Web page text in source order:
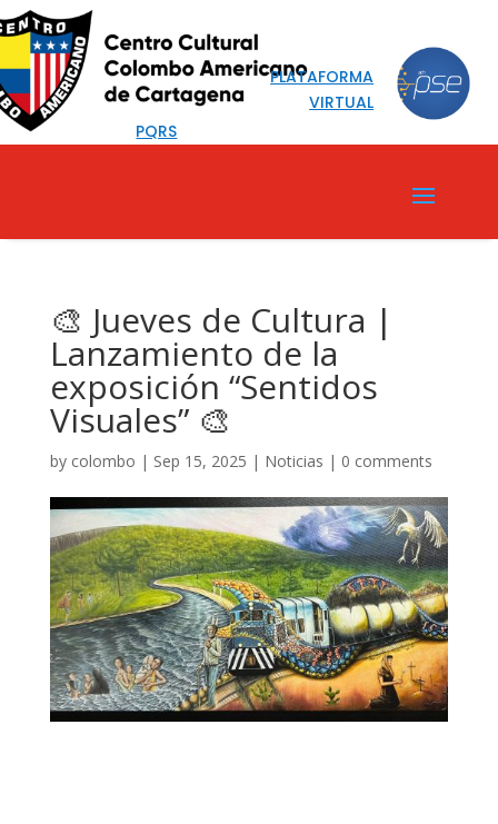
PQRS
PLATAFORMA
VIRTUAL
🎨 Jueves de Cultura |
Lanzamiento de la
exposición “Sentidos
Visuales” 🎨
by colombo | Sep 15, 2025 | Noticias | 0 comments